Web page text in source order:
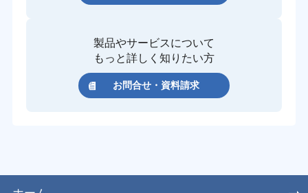
製品やサービスについて
もっと詳しく知りたい方
お問合せ・資料請求